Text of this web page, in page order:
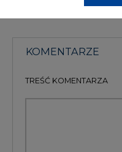
KOMENTARZE
TREŚĆ KOMENTARZA